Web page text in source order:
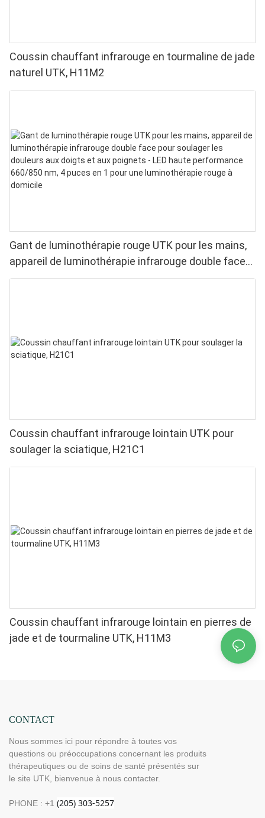
Coussin chauffant infrarouge en tourmaline de jade
naturel UTK, H11M2
Gant de luminothérapie rouge UTK pour les mains,
appareil de luminothérapie infrarouge double face
pour soulager les douleurs aux doigts et aux
Coussin chauffant infrarouge lointain UTK pour
soulager la sciatique, H21C1
Coussin chauffant infrarouge lointain en pierres de
jade et de tourmaline UTK, H11M3
CONTACT
Nous sommes ici pour répondre à toutes vos
questions ou préoccupations concernant les produits
thérapeutiques ou de soins de santé présentés sur
le site UTK, bienvenue à nous contacter.
PHONE : +1